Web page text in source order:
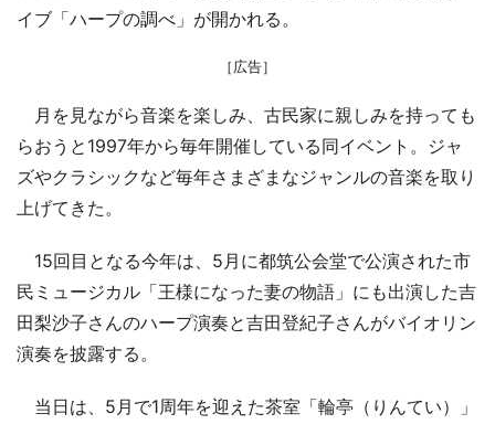
イブ「ハープの調べ」が開かれる。
［広告］
月を見ながら音楽を楽しみ、古民家に親しみを持っても
らおうと1997年から毎年開催している同イベント。ジャ
ズやクラシックなど毎年さまざまなジャンルの音楽を取り
上げてきた。
15回目となる今年は、5月に都筑公会堂で公演された市
民ミュージカル「王様になった妻の物語」にも出演した吉
田梨沙子さんのハープ演奏と吉田登紀子さんがバイオリン
演奏を披露する。
当日は、5月で1周年を迎えた茶室「輪亭（りんてい）」